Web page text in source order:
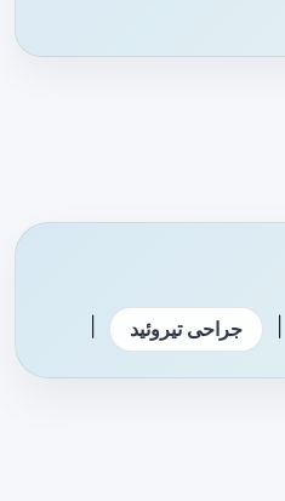
جراحی تیروئید